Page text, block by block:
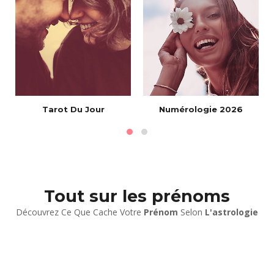
Tarot Du Jour Numérologie 2026
Tout sur les prénoms
Découvrez Ce Que Cache Votre Prénom Selon L'astrologie